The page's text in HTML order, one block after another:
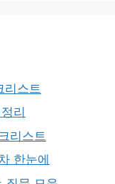
리스트
리
리스트
한눈에